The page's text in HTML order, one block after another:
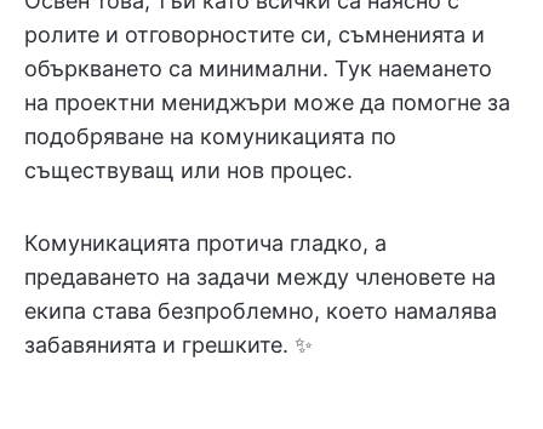
ролите и отговорностите си, съмненията и
объркването са минимални. Тук наемането
на проектни мениджъри може да помогне за
подобряване на комуникацията по
съществуващ или нов процес.
Комуникацията протича гладко, а
предаването на задачи между членовете на
екипа става безпроблемно, което намалява
забавянията и грешките. ✨